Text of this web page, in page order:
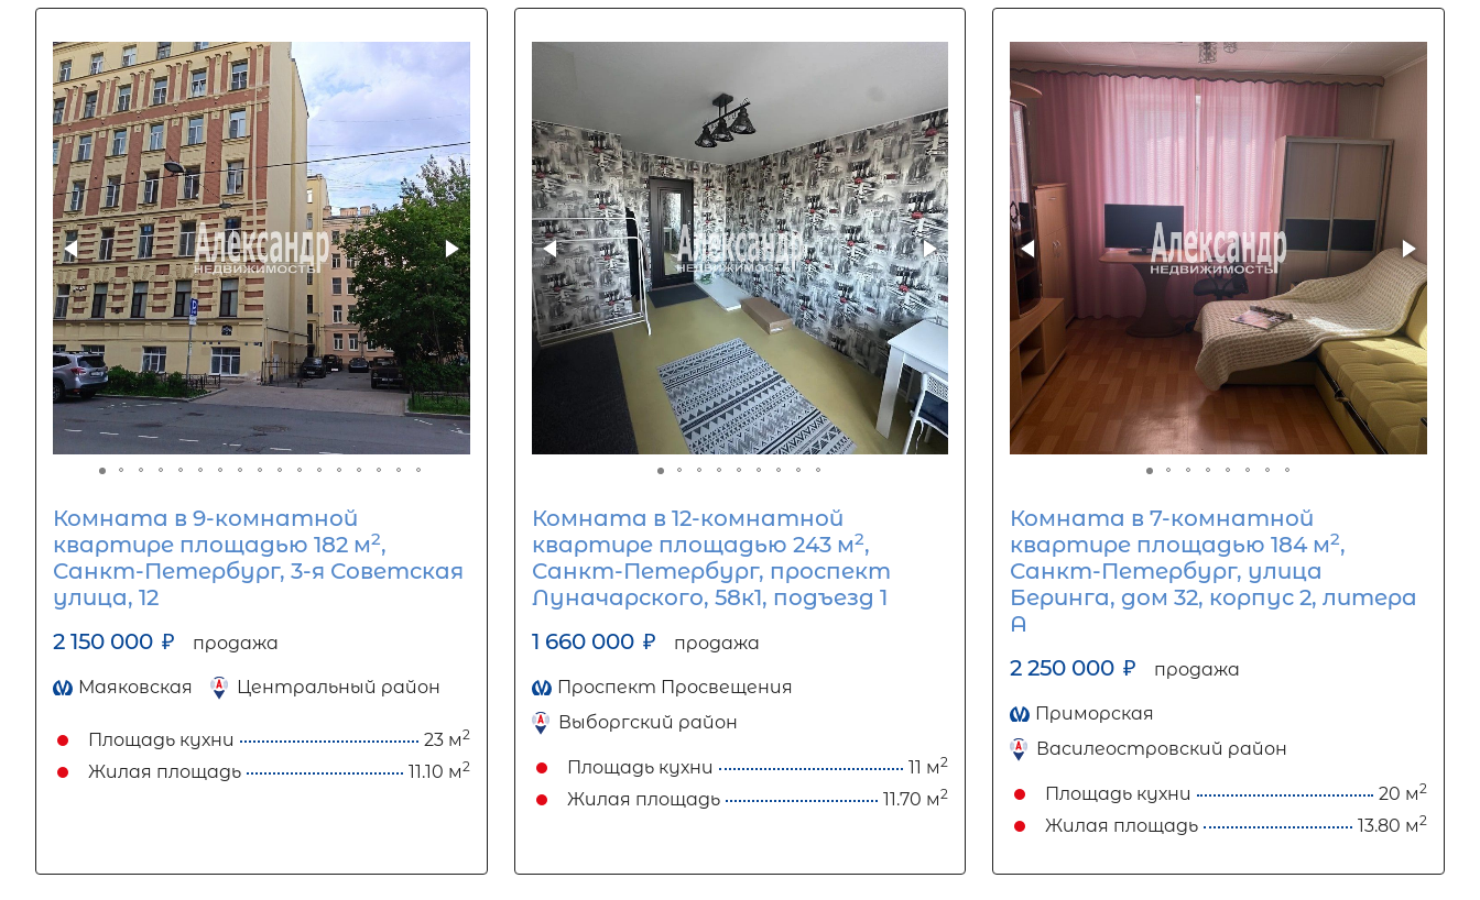
Комната в 9-комнатной
квартире площадью 182 м2,
Санкт-Петербург, 3-я Советская
улица, 12
2 150 000 ₽ продажа
Маяковская Центральный район
Площадь кухни 23 м2
Жилая площадь 11.10 м2
Комната в 12-комнатной
квартире площадью 243 м2,
Санкт-Петербург, проспект
Луначарского, 58к1, подъезд 1
1 660 000 ₽ продажа
Проспект Просвещения
Выборгский район
Площадь кухни 11 м2
Жилая площадь 11.70 м2
Комната в 7-комнатной
квартире площадью 184 м2,
Санкт-Петербург, улица
Беринга, дом 32, корпус 2, литера
А
2 250 000 ₽ продажа
Приморская
Василеостровский район
Площадь кухни 20 м2
Жилая площадь 13.80 м2